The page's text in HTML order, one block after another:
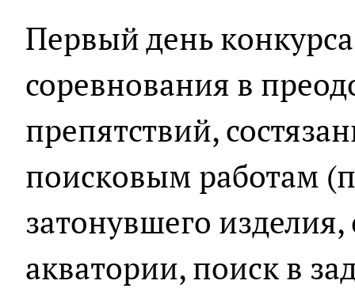
Первый день
соревнования в
препятствий,
поисковым работам
затонувшего
акватории, поиск в